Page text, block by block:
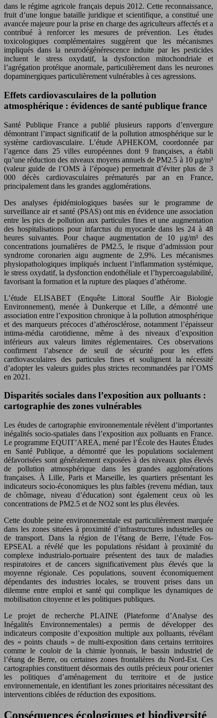
dans le régime agricole français depuis 2012. Cette reconnaissance,
fruit d’une longue bataille juridique et scientifique, a constitué une
avancée majeure pour la prise en charge des agriculteurs affectés et a
contribué à renforcer les mesures de prévention. Les études
toxicologiques complémentaires suggèrent que les mécanismes
impliqués dans la neurodégénérescence induite par les pesticides
incluent le stress oxydatif, la dysfonction mitochondriale et
l’agrégation protéique anormale, particulièrement dans les neurones
dopaminergiques particulièrement vulnérables à ces agressions.
Effets cardiovasculaires de la pollution
atmosphérique : évidences de santé publique france
Santé Publique France a publié plusieurs rapports d’envergure
démontrant l’impact significatif de la pollution atmosphérique sur le
système cardiovasculaire. L’étude APHEKOM, coordonnée par
l’agence dans 25 villes européennes dont 9 françaises, a établi
qu’une réduction des niveaux moyens annuels de PM2.5 à 10 μg/m³
(valeur guide de l’OMS à l’époque) permettrait d’éviter plus de 3
000 décès cardiovasculaires prématurés par an en France,
principalement dans les grandes agglomérations.
Des analyses épidémiologiques basées sur le programme de
surveillance air et santé (PSAS) ont mis en évidence une association
entre les pics de pollution aux particules fines et une augmentation
des hospitalisations pour infarctus du myocarde dans les 24 à 48
heures suivantes. Pour chaque augmentation de 10 μg/m³ des
concentrations journalières de PM2.5, le risque d’admission pour
syndrome coronarien aigu augmente de 2,9%. Les mécanismes
physiopathologiques impliqués incluent l’inflammation systémique,
le stress oxydatif, la dysfonction endothéliale et l’hypercoagulabilité,
favorisant la formation et la rupture des plaques d’athérome.
L’étude ELISABET (Enquête Littoral Souffle Air Biologie
Environnement), menée à Dunkerque et Lille, a démontré une
association entre l’exposition chronique à la pollution atmosphérique
et des marqueurs précoces d’athérosclérose, notamment l’épaisseur
intima-média carotidienne, même à des niveaux d’exposition
inférieurs aux valeurs limites réglementaires. Ces observations
confirment l’absence de seuil de sécurité pour les effets
cardiovasculaires des particules fines et soulignent la nécessité
d’adopter les valeurs guides plus strictes recommandées par l’OMS
en 2021.
Disparités sociales dans l’exposition aux polluants :
cartographie des zones vulnérables
Les études de cartographie environnementale révèlent d’importantes
inégalités socio-spatiales dans l’exposition aux polluants en France.
Le programme EQUIT’AREA, mené par l’École des Hautes Études
en Santé Publique, a démontré que les populations socialement
défavorisées sont généralement exposées à des niveaux plus élevés
de pollution atmosphérique dans les grandes agglomérations
françaises. À Lille, Paris et Marseille, les quartiers présentant les
indicateurs socio-économiques les plus faibles (revenu médian, taux
de chômage, niveau d’éducation) sont également ceux où les
concentrations de PM2.5 et de NO2 sont les plus élevées.
Cette double peine environnementale est particulièrement marquée
dans les zones situées à proximité d’infrastructures industrielles ou
de transport. Dans la région de l’étang de Berre, l’étude Fos-
EPSEAL a révélé que les populations résidant à proximité du
complexe industrialo-portuaire présentent des taux de maladies
respiratoires et de cancers significativement plus élevés que la
moyenne régionale. Ces populations, souvent économiquement
dépendantes des industries locales, se trouvent prises dans un
dilemme entre emploi et santé qui complique les dynamiques de
mobilisation citoyenne et les politiques publiques.
Le projet de recherche PLAINE (Plateforme d’Analyse des
Inégalités Environnementales) a permis de développer des
indicateurs composite d’exposition multiple aux polluants, révélant
des « points chauds » de multi-exposition dans certains territoires
comme le couloir de la chimie lyonnais, le bassin industriel de
l’étang de Berre, ou certaines zones frontalières du Nord-Est. Ces
cartographies constituent désormais des outils précieux pour orienter
les politiques d’aménagement du territoire et de justice
environnementale, en identifiant les zones prioritaires nécessitant des
interventions ciblées de réduction des expositions.
Conséquences écologiques et biodiversité